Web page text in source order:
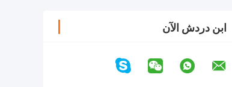
ابن دردش الآن